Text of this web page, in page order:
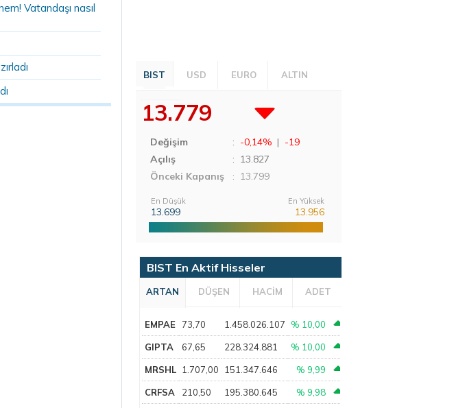
Vatandaşı nasıl
BIST USD EURO ALTIN
13.779
Değişim : -0,14% | -19
Açılış
: 13.827
Önceki Kapanış
: 13.799
En Düşük
13.699
En Yüksek
13.956
BIST En Aktif Hisseler
ARTAN DÜŞEN HACİM ADET
EMPAE 73,70 1.458.026.107 % 10,00
GIPTA 67,65 228.324.881 % 10,00
MRSHL 1.707,00 151.347.646 % 9,99
CRFSA 210,50 195.380.645 % 9,98